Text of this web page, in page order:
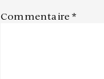
Commentaire*